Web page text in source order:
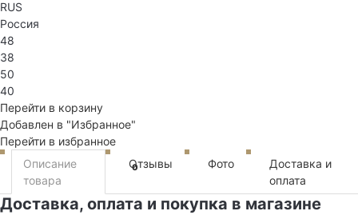
RUS
Россия
48
38
50
40
Перейти в корзину
Добавлен в "Избранное"
Перейти в избранное
Описание
товара
Отзывы
0 Фото
Доставка и
оплата
Доставка, оплата и покупка в магазине